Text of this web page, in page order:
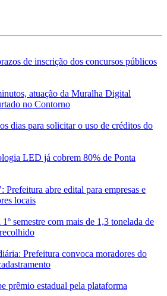
de inscrição dos concursos públicos
atuação da Muralha Digital
no Contorno
dias para solicitar o uso de créditos do
LED já cobrem 80% de Ponta
Prefeitura abre edital para empresas e
locais
1º semestre com mais de 1,3 tonelada de
Prefeitura convoca moradores do
prêmio estadual pela plataforma